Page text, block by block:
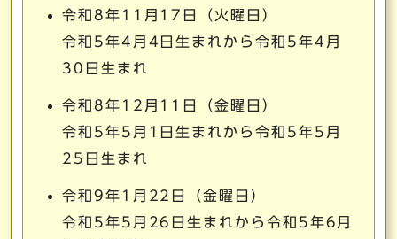
令和8年11月17日（火曜日）
令和5年4月4日生まれから令和5年4月
30日生まれ
令和8年12月11日（金曜日）
令和5年5月1日生まれから令和5年5月
25日生まれ
令和9年1月22日（金曜日）
令和5年5月26日生まれから令和5年6月